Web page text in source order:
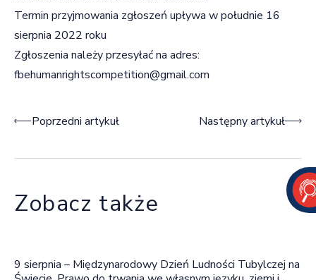
Termin przyjmowania zgłoszeń upływa w południe 16
sierpnia 2022 roku
Zgłoszenia należy przesyłać na adres:
fbehumanrightscompetition@gmail.com
Nawigacja wpisu
Poprzedni artykuł Następny artykuł
Zobacz także
9 sierpnia – Międzynarodowy Dzień Ludności Tubylczej na